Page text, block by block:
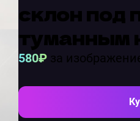
склон под
туманным
580₽ за